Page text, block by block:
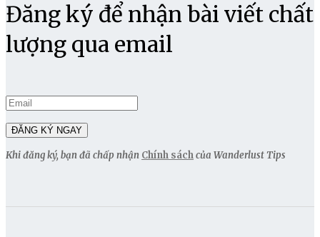
Đăng ký để nhận bài viết chất
lượng qua email
Khi đăng ký, bạn đã chấp nhận Chính sáchcủa Wanderlust Tips